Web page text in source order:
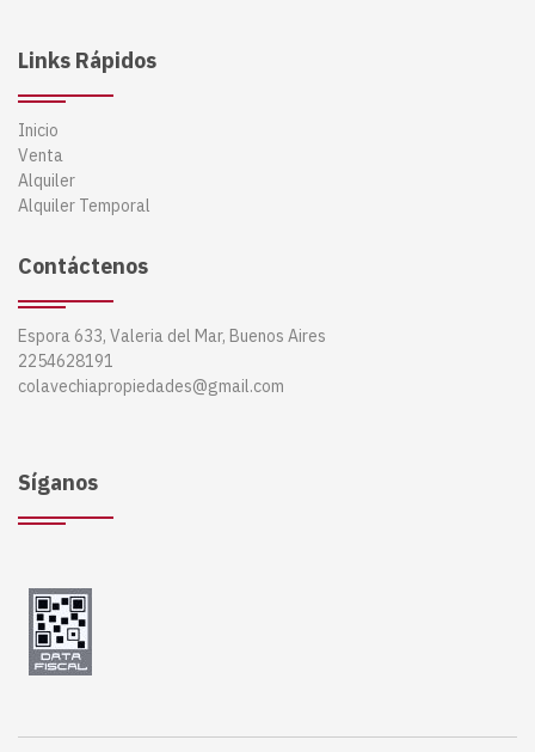
Links Rápidos
Inicio
Venta
Alquiler
Alquiler Temporal
Contáctenos
Espora 633, Valeria del Mar, Buenos Aires
2254628191
colavechiapropiedades@gmail.com
Síganos